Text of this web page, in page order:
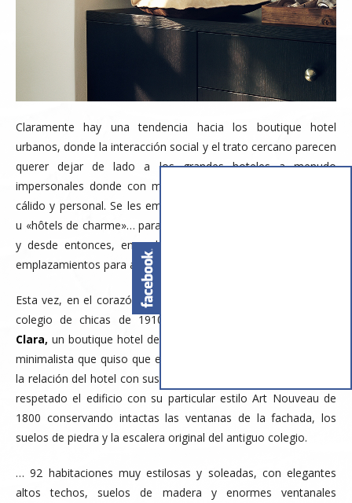
Claramente hay una tendencia hacia los boutique hotel
urbanos, donde la interacción social y el trato cercano parecen
querer dejar de lado a los grandes hoteles a menudo
impersonales donde con mas dificultad encuentras un trato
cálido y personal. Se les empezó llamando «charming hotels»
u «hôtels de charme»… para referirnos a hoteles con encanto,
y desde entonces, en cada ciudad nacen cada día nuevos
emplazamientos para acogernos.
Esta vez, en el corazón de Estocolmo se restaura un antiguo
colegio de chicas de 1910 para dar lugar al
Clara,un boutique hotel de materiales sostenibles y de estilo
minimalista que quiso que el lenguaje de su diseño enfatizara
la relación del hotel con sus alrededores. Sus diseñadores han
respetado el edificio con su particular estilo Art Nouveau de
1800 conservando intactas las ventanas de la fachada, los
suelos de piedra y la escalera original del antiguo colegio.
… 92 habitaciones muy estilosas y soleadas, con elegantes
altos techos, suelos de madera y enormes ventanales